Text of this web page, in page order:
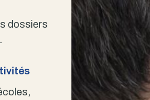
dossiers